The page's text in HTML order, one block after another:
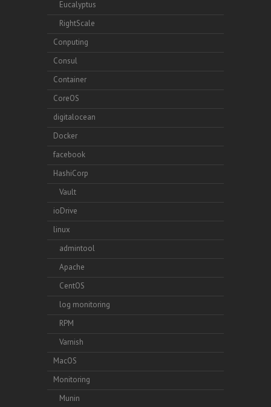
Eucalyptus
RightScale
Conputing
Consul
Container
CoreOS
digitalocean
Docker
facebook
HashiCorp
Vault
ioDrive
linux
admintool
Apache
CentOS
log monitoring
RPM
Varnish
MacOS
Monitoring
Munin